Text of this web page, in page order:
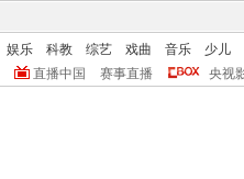
娱乐 科教 综艺 戏曲 音乐
少儿
直播中国 赛事直播 央视